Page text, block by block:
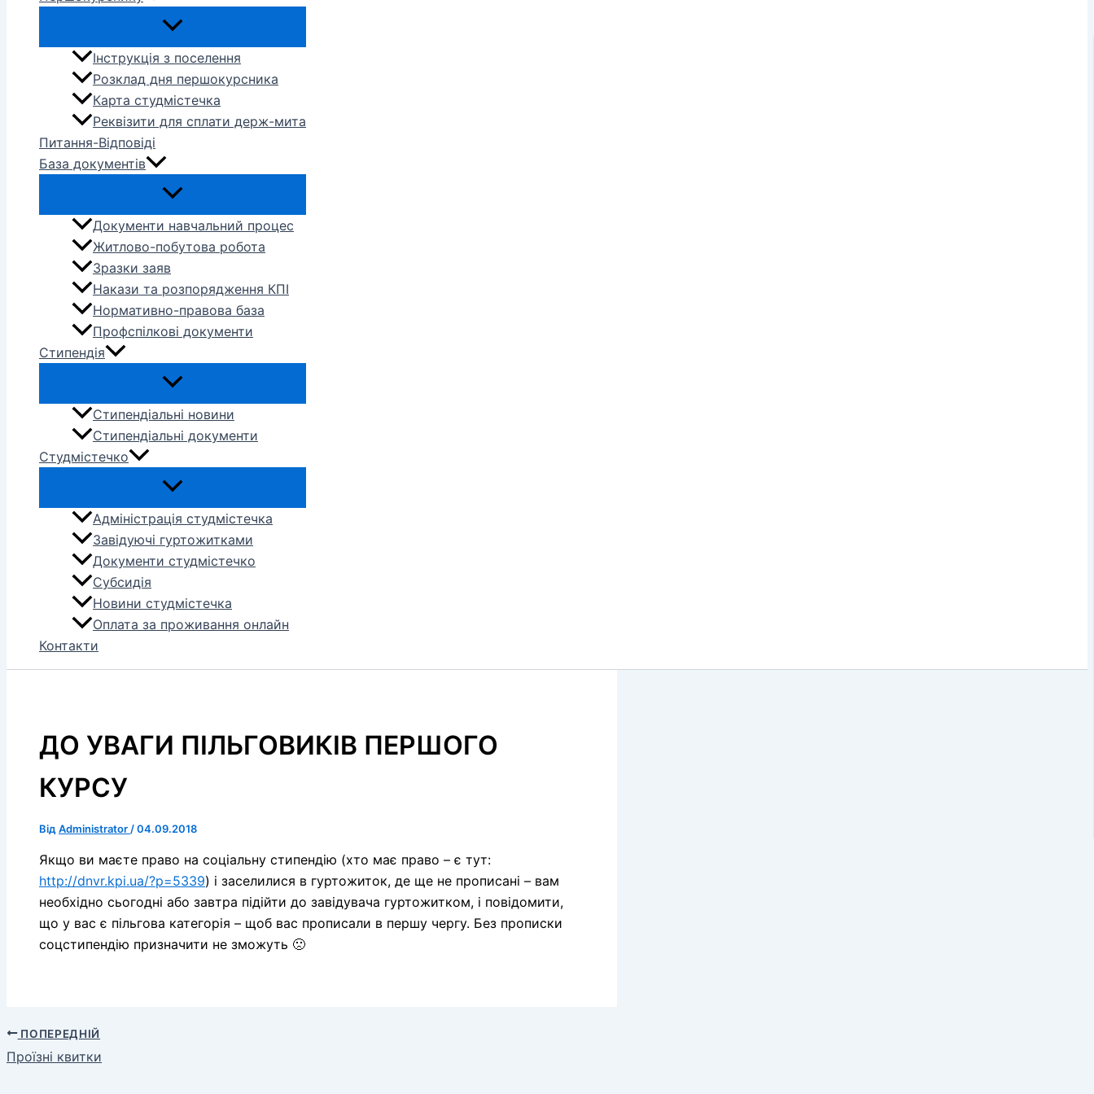
Інструкція з поселення
Розклад дня першокурсника
Карта студмістечка
Реквізити для сплати держ-мита
Питання-Відповіді
База документів
Документи навчальний процес
Житлово-побутова робота
Зразки заяв
Накази та розпорядження КПІ
Нормативно-правова база
Профспілкові документи
Стипендія
Стипендіальні новини
Стипендіальні документи
Студмістечко
Адміністрація студмістечка
Завідуючі гуртожитками
Документи студмістечко
Субсидія
Новини студмістечка
Оплата за проживання онлайн
Контакти
ДО УВАГИ ПІЛЬГОВИКІВ ПЕРШОГО
КУРСУ
Від Administrator /04.09.2018
Якщо ви маєте право на соціальну стипендію (хто має право – є тут:
http://dnvr.kpi.ua/?p=5339) і заселилися в гуртожиток, де ще не прописані – вам
необхідно сьогодні або завтра підійти до завідувача гуртожитком, і повідомити,
що у вас є пільгова категорія – щоб вас прописали в першу чергу. Без прописки
соцстипендію призначити не зможуть 🙁
ПОПЕРЕДНІЙ
Проїзні квитки